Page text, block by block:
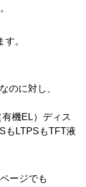
。
のに対し、
機EL）ディス
もLTPSもTFT液
ージでも